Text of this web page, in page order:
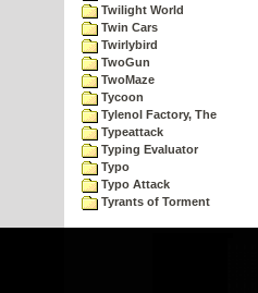
Twilight World
Twin Cars
Twirlybird
TwoGun
TwoMaze
Tycoon
Tylenol Factory, The
Typeattack
Typing Evaluator
Typo
Typo Attack
Tyrants of Torment